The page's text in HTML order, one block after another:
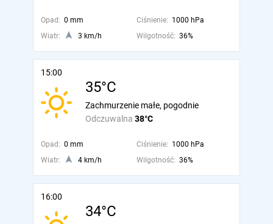
Opad: 0 mm Ciśnienie: 1000 hPa
Wiatr:
3 km/h Wilgotność: 36%
15:00
35°C
Odczuwalna 38°C
Zachmurzenie małe, pogodnie
Opad: 0 mm Ciśnienie: 1000 hPa
Wiatr:
4 km/h Wilgotność: 36%
16:00
34°C